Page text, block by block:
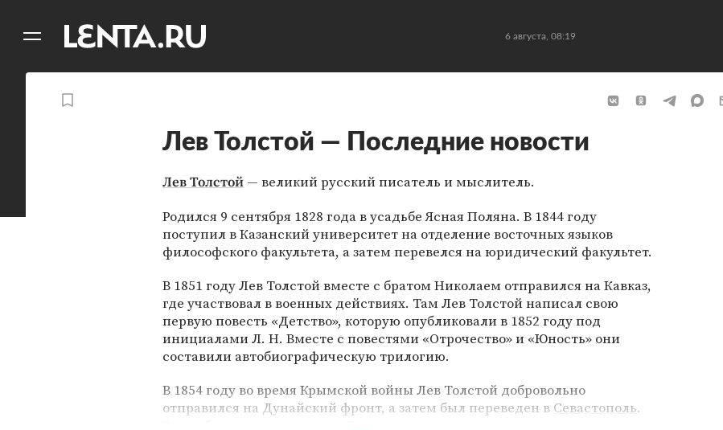
6 августа, 08:19
Лев Толстой — Последние новости
Лев Толстой — великий русский писатель и мыслитель.
Родился 9 сентября 1828 года в усадьбе Ясная Поляна. В 1844 году
поступил в Казанский университет на отделение восточных языков
философского факультета, а затем перевелся на юридический факультет.
В 1851 году Лев Толстой вместе с братом Николаем отправился на Кавказ,
где участвовал в военных действиях. Там Лев Толстой написал свою
первую повесть «Детство», которую опубликовали в 1852 году под
инициалами Л. Н. Вместе с повестями «Отрочество» и «Юность» они
составили автобиографическую трилогию.
В 1854 году во время Крымской войны Лев Толстой добровольно
отправился на Дунайский фронт, а затем был переведен в Севастополь.